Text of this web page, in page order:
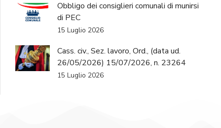
Obbligo dei consiglieri comunali di munirsi
di PEC
15 Luglio 2026
Cass. civ., Sez. lavoro, Ord., (data ud.
26/05/2026) 15/07/2026, n. 23264
15 Luglio 2026